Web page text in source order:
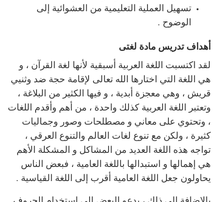
تسهيل العملية التعليمية من العشوائية إلى
الوضوح .
أهداف تدريس مادة لغتى
لقد اكتسبت اللغة العربية أسبقية لأنها لغة القرآن ، و
هي اللغة التي اختارها الله تعالى لإقامة حجة ضد وثنيي
قريش ، وهي معجزة أبدية ، و فيها الكثير من البلاغة ،
وتعتبر اللغة العربية كذلك واحدة ، من أهم وأقدم اللغات
، وتحتوي على معاني و مصطلحات وصور وجماليات
كثيرة ، ولكن مع تنوع لغات العالم والتنوع العرقي ،
تواجه هذه اللغة العديد من المشاكل و المشكلة الأهم
هي إهمالها و استبدالها باللغة العامية ، فبعض الناس
يحاولون جعل اللغة العامية أقرب إلى اللغة القياسية .